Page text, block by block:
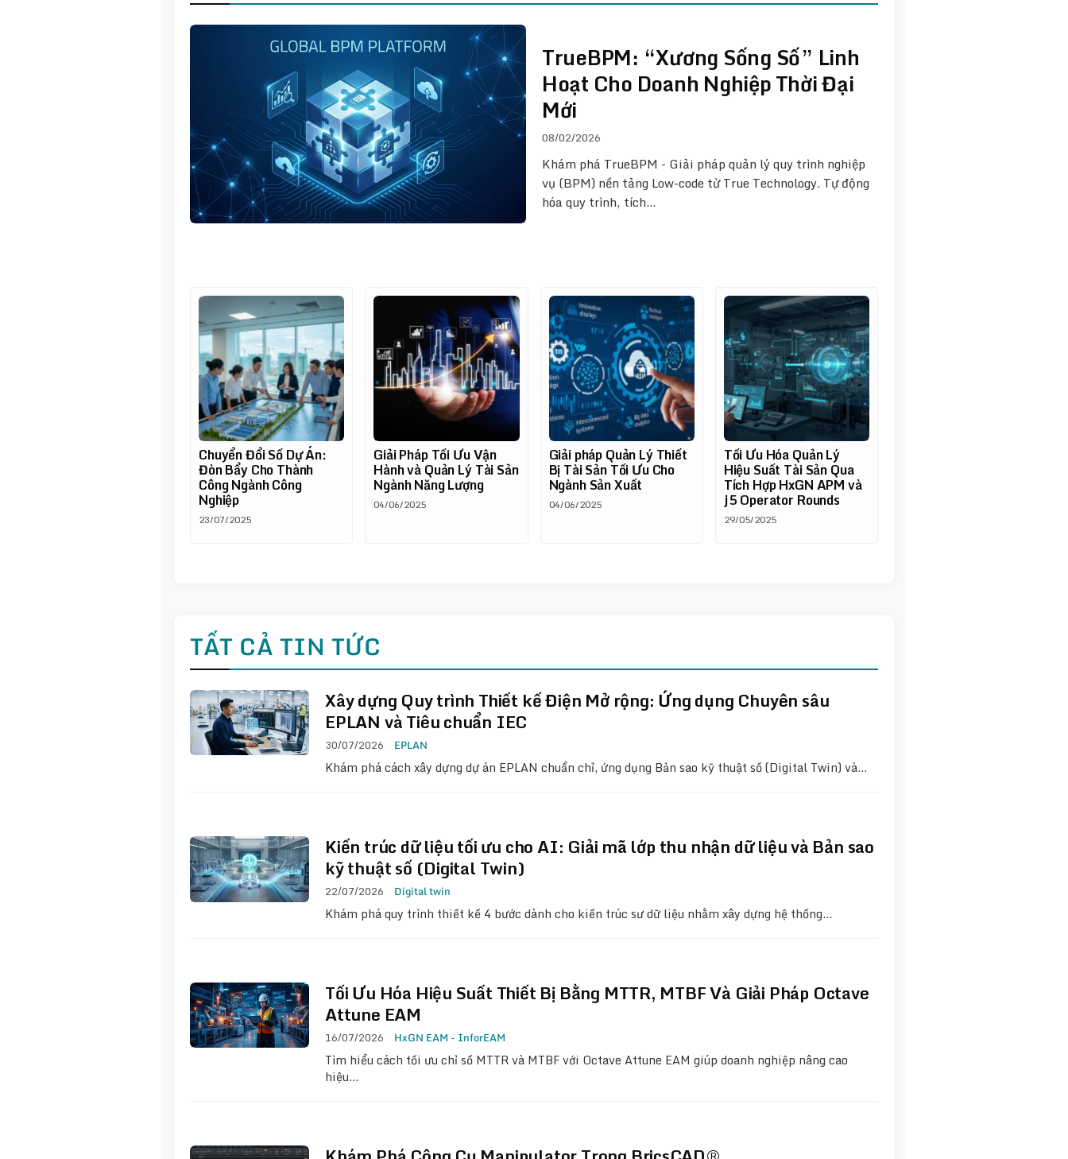
TrueBPM: “Xương Sống Số” Linh
Hoạt Cho Doanh Nghiệp Thời Đại
Mới
08/02/2026
Khám phá TrueBPM - Giải pháp quản lý quy trình nghiệp
vụ (BPM) nền tảng Low-code từ True Technology. Tự động
hóa quy trình, tích…
Chuyển Đổi Số Dự Án:
Đòn Bẩy Cho Thành
Công Ngành Công
Nghiệp
23/07/2025
Giải Pháp Tối Ưu Vận
Hành và Quản Lý Tài Sản
Ngành Năng Lượng
04/06/2025
Giải pháp Quản Lý Thiết
Bị Tài Sản Tối Ưu Cho
Ngành Sản Xuất
04/06/2025
Tối Ưu Hóa Quản Lý
Hiệu Suất Tài Sản Qua
Tích Hợp HxGN APM và
j5 Operator Rounds
29/05/2025
TẤT CẢ TIN TỨC
Xây dựng Quy trình Thiết kế Điện Mở rộng: Ứng dụng Chuyên sâu
EPLAN và Tiêu chuẩn IEC
30/07/2026 EPLAN
Khám phá cách xây dựng dự án EPLAN chuẩn chỉ, ứng dụng Bản sao kỹ thuật số (Digital Twin) và…
Kiến trúc dữ liệu tối ưu cho AI: Giải mã lớp thu nhận dữ liệu và Bản sao
kỹ thuật số (Digital Twin)
22/07/2026 Digital twin
Khám phá quy trình thiết kế 4 bước dành cho kiến trúc sư dữ liệu nhằm xây dựng hệ thống…
Tối Ưu Hóa Hiệu Suất Thiết Bị Bằng MTTR, MTBF Và Giải Pháp Octave
Attune EAM
16/07/2026 HxGN EAM - InforEAM
Tìm hiểu cách tối ưu chỉ số MTTR và MTBF với Octave Attune EAM giúp doanh nghiệp nâng cao
hiệu…